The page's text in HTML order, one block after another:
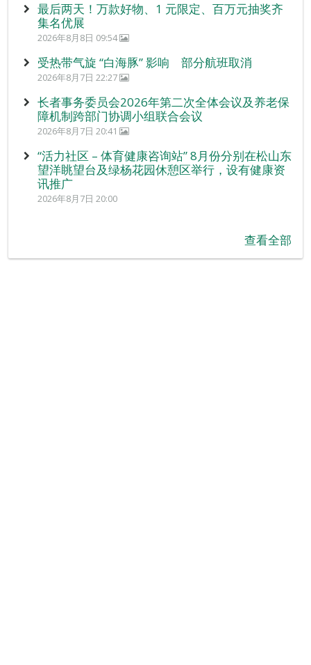
最后两天！万款好物、1 元限定、百万元抽奖齐
集名优展
2026年8月8日 09:54
受热带气旋 “白海豚” 影响 部分航班取消
2026年8月7日 22:27
长者事务委员会2026年第二次全体会议及养老保
障机制跨部门协调小组联合会议
2026年8月7日 20:41
“活力社区 – 体育健康咨询站” 8月份分别在松山东
望洋眺望台及绿杨花园休憩区举行，设有健康资
讯推广
2026年8月7日 20:00
查看全部